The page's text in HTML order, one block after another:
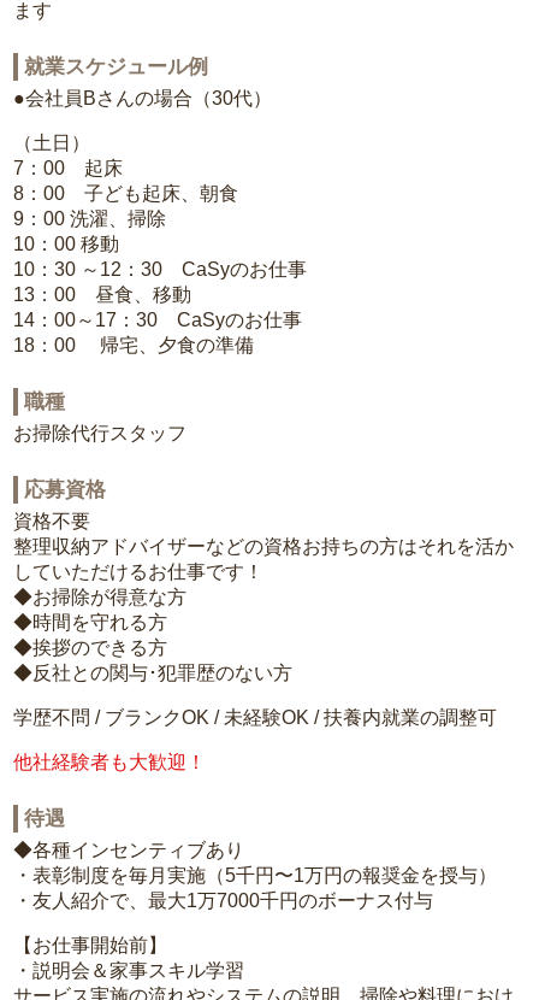
ます
就業スケジュール例
●会社員Bさんの場合（30代）
（土日）
7：00 起床
8：00 子ども起床、朝食
9：00 洗濯、掃除
10：00 移動
10：30 ～12：30 CaSyのお仕事
13：00 昼食、移動
14：00～17：30 CaSyのお仕事
18：00 帰宅、夕食の準備
職種
お掃除代行スタッフ
応募資格
資格不要
整理収納アドバイザーなどの資格お持ちの方はそれを活か
していただけるお仕事です！
◆お掃除が得意な方
◆時間を守れる方
◆挨拶のできる方
◆反社との関与･犯罪歴のない方
学歴不問 / ブランクOK / 未経験OK / 扶養内就業の調整可
他社経験者も大歓迎！
待遇
◆各種インセンティブあり
・表彰制度を毎月実施（5千円〜1万円の報奨金を授与）
・友人紹介で、最大1万7000千円のボーナス付与
【お仕事開始前】
・説明会＆家事スキル学習